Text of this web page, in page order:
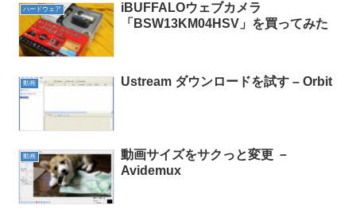
ハードウェア
iBUFFALOウェブカメラ
「BSW13KM04HSV」を買ってみた
動画 Ustream ダウンロードを試す – Orbit
動画
動画サイズをサクっと変更 －
Avidemux